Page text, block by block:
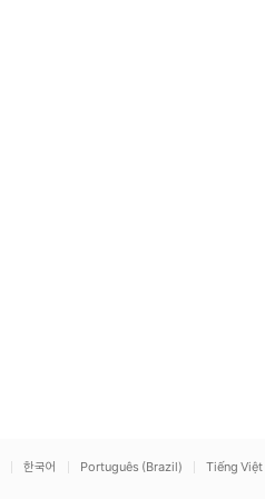
한국어 Português (Brazil) Tiếng Việt